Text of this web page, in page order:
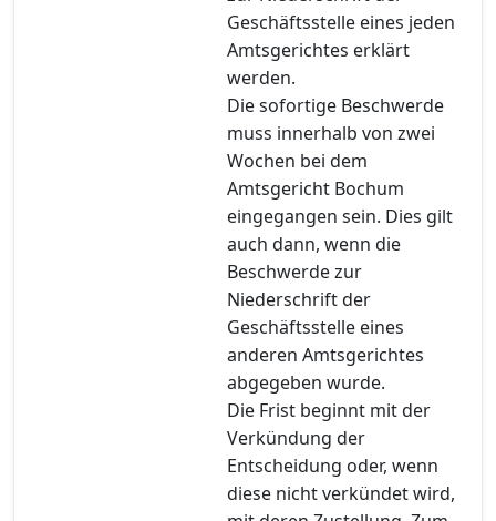
Geschäftsstelle eines jeden
Amtsgerichtes erklärt
werden.
Die sofortige Beschwerde
muss innerhalb von zwei
Wochen bei dem
Amtsgericht Bochum
eingegangen sein. Dies gilt
auch dann, wenn die
Beschwerde zur
Niederschrift der
Geschäftsstelle eines
anderen Amtsgerichtes
abgegeben wurde.
Die Frist beginnt mit der
Verkündung der
Entscheidung oder, wenn
diese nicht verkündet wird,